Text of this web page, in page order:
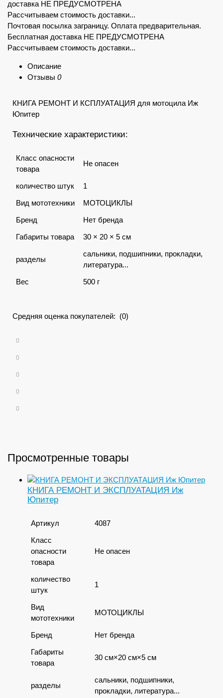
доставка НЕ ПРЕДУСМОТРЕНА
Рассчитываем стоимость доставки...
Почтовая посылка заграницу. Оплата предварительная.
Бесплатная доставка НЕ ПРЕДУСМОТРЕНА
Рассчитываем стоимость доставки...
Описание
Отзывы 0
КНИГА РЕМОНТ И КСПЛУАТАЦИЯ для мотоцила Иж
Юпитер
Технические характеристики:
Класс опасности
товара
Не опасен
количество штук
1
Вид мототехники
МОТОЦИКЛЫ
Бренд
Нет бренда
Габариты товара
30 × 20 × 5 см
разделы
сальники, подшипники, прокладки,
литература...
Вес
500 г
Средняя оценка покупателей: (0)
0
0
0
0
0
Просмотренные товары
КНИГА РЕМОНТ И ЭКСПЛУАТАЦИЯ Иж
Юпитер
Артикул
4087
Класс
опасности
товара
Не опасен
количество
штук
1
Вид
мототехники
МОТОЦИКЛЫ
Бренд
Нет бренда
Габариты
товара
30 см×20 см×5 см
разделы
сальники, подшипники,
прокладки, литература...